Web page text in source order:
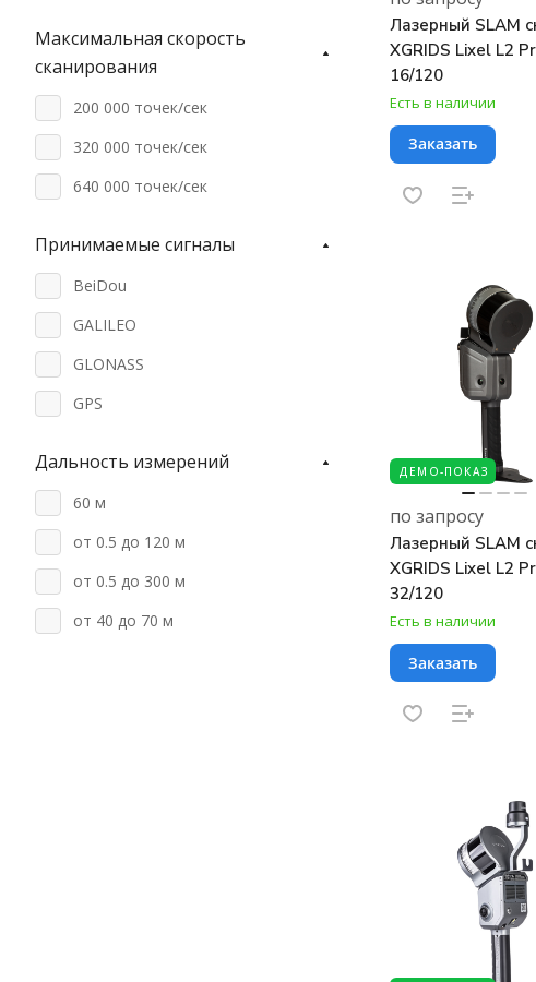
Лазерный SLAM
XGRIDS Lixel L2
16/120
Есть в наличии
Заказать
ДЕМО-ПОКАЗ
по запросу
Лазерный SLAM
XGRIDS Lixel L2
32/120
Есть в наличии
Заказать
Максимальная скорость
сканирования
200 000 точек/сек
320 000 точек/сек
640 000 точек/сек
Принимаемые сигналы
BeiDou
GALILEO
GLONASS
GPS
Дальность измерений
60 м
от 0.5 до 120 м
от 0.5 до 300 м
от 40 до 70 м